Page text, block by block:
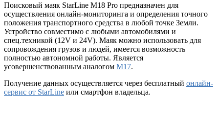
Поисковый маяк StarLine M18 Pro предназначен для
осуществления онлайн-мониторинга и определения точного
положения транспортного средства в любой точке Земли.
Устройство совместимо с любыми автомобилями и
спец.техникой (12V и 24V). Маяк можно использовать для
сопровождения грузов и людей, имеется возможность
полностью автономной работы. Является
усовершенствованным аналогом M17.
Получение данных осуществляется через бесплатный онлайн-
сервис от StarLine или смартфон владельца.